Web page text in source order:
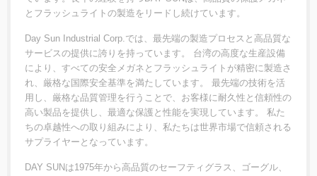
とフラッシュライトの製造をリードし続けています。
Day Sun Industrial Corp.では、最先端の製造プロセスと高品質な
サービスの提供に誇りを持っています。 台湾の高度な生産設備
により、すべての安全メガネとフラッシュライトが精密に製造さ
れ、厳格な国際安全基準を満たしています。 最先端の技術を活
用し、厳格な品質管理を行うことで、お客様に耐久性と信頼性の
高い製品を提供し、最適な保護と性能を実現しています。 私た
ちの卓越性への取り組みにより、私たちは世界市場で信頼される
サプライヤーとなっています。
DAY SUNは1975年から高品質のセーフティグラス、ゴーグル、